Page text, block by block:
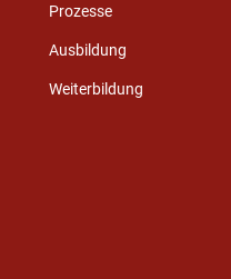
Prozesse
Ausbildung
Weiterbildung